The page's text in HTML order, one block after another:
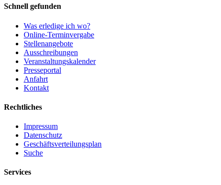
Schnell gefunden
Was erledige ich wo?
Online-Terminvergabe
Stellenangebote
Ausschreibungen
Veranstaltungskalender
Presseportal
Anfahrt
Kontakt
Rechtliches
Impressum
Datenschutz
Geschäftsverteilungsplan
Suche
Services